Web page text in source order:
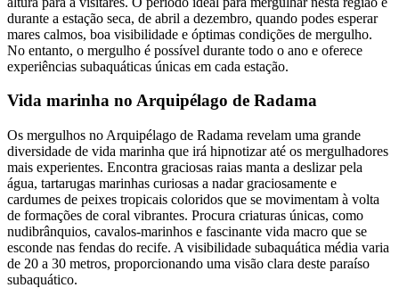
durante a estação seca, de abril a dezembro, quando podes esperar
mares calmos, boa visibilidade e óptimas condições de mergulho.
No entanto, o mergulho é possível durante todo o ano e oferece
experiências subaquáticas únicas em cada estação.
Vida marinha no Arquipélago de Radama
Os mergulhos no Arquipélago de Radama revelam uma grande
diversidade de vida marinha que irá hipnotizar até os mergulhadores
mais experientes. Encontra graciosas raias manta a deslizar pela
água, tartarugas marinhas curiosas a nadar graciosamente e
cardumes de peixes tropicais coloridos que se movimentam à volta
de formações de coral vibrantes. Procura criaturas únicas, como
nudibrânquios, cavalos-marinhos e fascinante vida macro que se
esconde nas fendas do recife. A visibilidade subaquática média varia
de 20 a 30 metros, proporcionando uma visão clara deste paraíso
subaquático.